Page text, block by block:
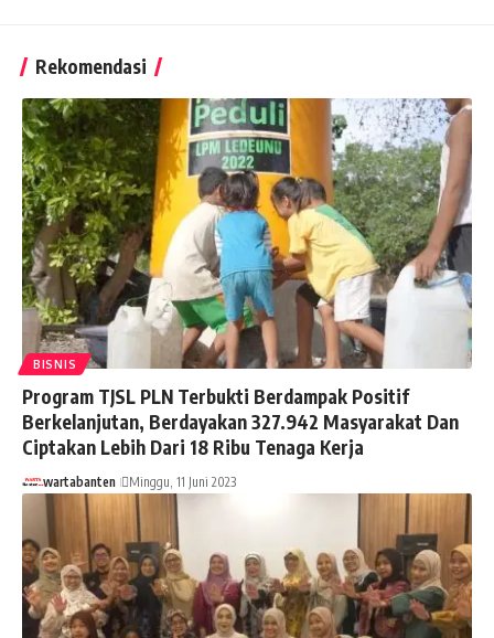
Rekomendasi
BISNIS
Program TJSL PLN Terbukti Berdampak Positif
Berkelanjutan, Berdayakan 327.942 Masyarakat Dan
Ciptakan Lebih Dari 18 Ribu Tenaga Kerja
wartabanten Minggu, 11 Juni 2023